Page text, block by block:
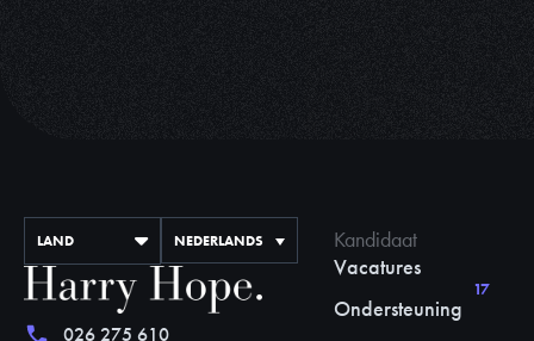
LAND NEDERLANDS
026 275 610
Kandidaat
Vacatures
Ondersteuning
17